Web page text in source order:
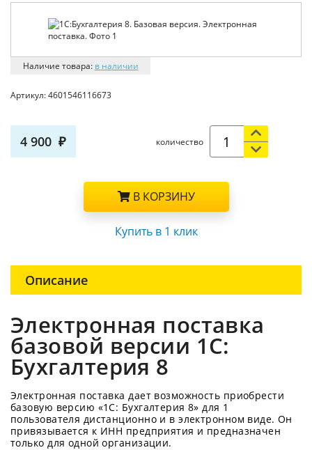
Наличие товара: в наличии
Артикул:4601546116673
4 900 количество
В КОРЗИНУ
Купить в 1 клик
Описание
Электронная поставка
базовой версии 1С:
Бухгалтерия 8
Электронная поставка дает возможность приобрести
базовую версию «1С: Бухгалтерия 8» для 1
пользователя дистанционно и в электронном виде. Он
привязывается к ИНН предприятия и предназначен
только для одной организации.